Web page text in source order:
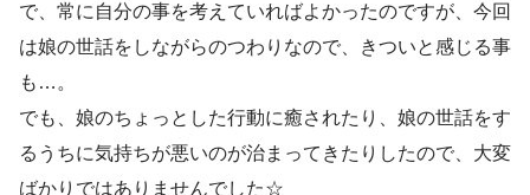
で、常に自分の事を考えていればよかったのですが、今回
は娘の世話をしながらのつわりなので、きついと感じる事
も…。
でも、娘のちょっとした行動に癒されたり、娘の世話をす
るうちに気持ちが悪いのが治まってきたりしたので、大変
ばかりではありませんでした☆